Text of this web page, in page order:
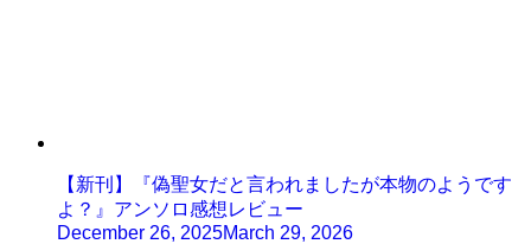
【新刊】『偽聖女だと言われましたが本物のようです
よ？』アンソロ感想レビュー
December 26, 2025March 29, 2026